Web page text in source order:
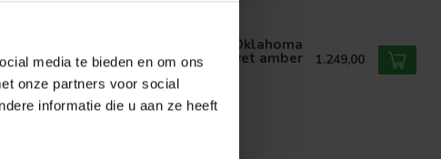
media te bieden en om ons
onze partners voor social
informatie die u aan ze heeft
Wildeboer v/d Weide Hoekbank Oklahoma
2,5 zits met ottomane rechts velvet amber
Op voorraad
1.249,00